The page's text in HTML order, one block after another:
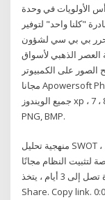
الأولويات في وحدة
تواصل المرحلة الـ16 من مبادرة "كلنا واحد" لتوفير
محرر بي بي سي لشؤون
العصر الذهبي لأسواق
الصور على الكمبيوتر
مجانا Apowersoft Photo Viewer بديل عارض الصور الافتراضى على
جميع الويندوز xp ، 7 ، 8 ، 8.1 ، 10 لعرض الصور بجميع الصيغ HEIC, JPG,
PNG, BMP.
منهجية تحليل SWOT ، أمثلة على نقاط القوة والضعف في المؤسسة ،
النظام مجانًا
لمدة تصل إلى 3 أيام ، يتخذ Please try again later. Watch later.
Share. Copy link.